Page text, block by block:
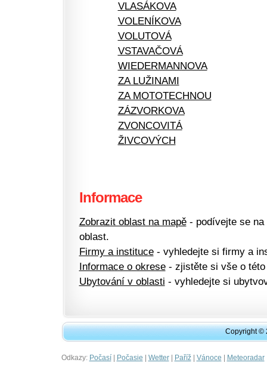
VLASÁKOVA
VOLENÍKOVA
VOLUTOVÁ
VSTAVAČOVÁ
WIEDERMANNOVA
ZA LUŽINAMI
ZA MOTOTECHNOU
ZÁZVORKOVA
ZVONCOVITÁ
ŽIVCOVÝCH
Informace
Zobrazit oblast na mapě- podívejte se na
oblast.
Firmy a instituce- vyhledejte si firmy a
Informace o okrese- zjistěte si vše o této
Ubytování v oblasti - vyhledejte si
Copyright ©
Odkazy: Počasí| Počasie | Wetter| Paříž| Vánoce | Meteoradar